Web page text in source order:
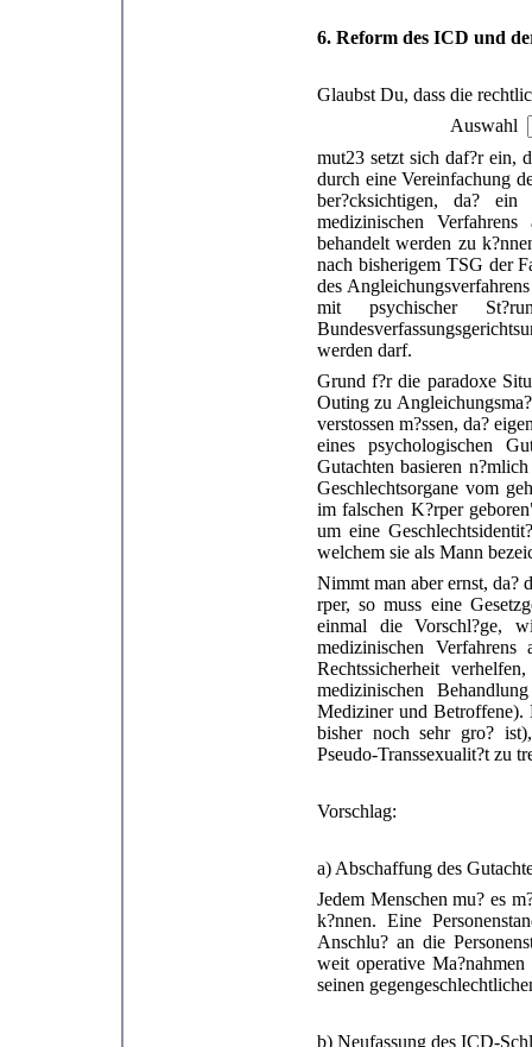
6. Reform des ICD und
Glaubst Du, dass die
Auswahl
mut23 setzt sich daf?r ein,
durch eine Vereinfachung
ber?cksichtigen, da?
medizinischen
behandelt werden zu
nach bisherigem TSG der
des
mit psychischer
werden darf.
Grund f?r die paradoxe
Outing zu
verstossen m?ssen, da?
eines psychologischen
Gutachten basieren
Geschlechtsorgane vom
im falschen K?rper
um eine
welchem sie als Mann
Nimmt man aber ernst, da?
rper, so muss eine
einmal die Vorschl?ge,
medizinischen
Rechtssicherheit
medizinischen
Mediziner und Betroffene).
bisher noch sehr gro?
Pseudo-Transsexualit?t zu
Vorschlag:
a) Abschaffung des
Jedem Menschen mu? es
k?nnen. Eine
Anschlu? an die
weit operative
seinen
b) Neufassung des ICD-